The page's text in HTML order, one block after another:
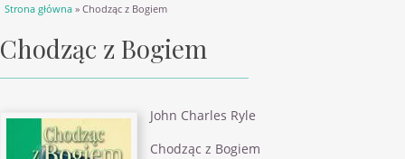
Jesteś tutaj
Strona główna » Chodząc z Bogiem
Chodząc z Bogiem
John Charles Ryle
Chodząc z Bogiem